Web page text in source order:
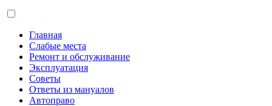
Главная
Слабые места
Ремонт и обслуживание
Эксплуатация
Советы
Ответы из мануалов
Автоправо